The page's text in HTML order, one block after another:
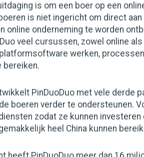
is om een boer op een
is niet ingericht om direct
online onderneming te worden
veel cursussen, zowel online
werken,
bereiken.
PinDuoDuo met vele derde
boeren verder te ondersteunen.
zodat ze kunnen
heel China kunnen